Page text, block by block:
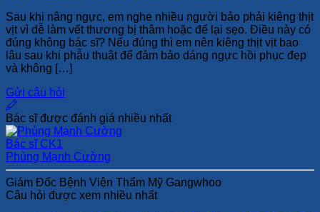
Sau khi nâng ngực, em nghe nhiều người bảo phải kiêng thịt
vịt vì dễ làm vết thương bị thâm hoặc để lại sẹo. Điều này có
đúng không bác sĩ? Nếu đúng thì em nên kiêng thịt vịt bao
lâu sau khi phẫu thuật để đảm bảo dáng ngực hồi phục đẹp
và không […]
Gửi câu hỏi
Bác sĩ được đánh giá nhiều nhất
Bác sĩ CK1
Phùng Mạnh Cường
Giám Đốc Bệnh Viện Thẩm Mỹ Gangwhoo
Câu hỏi được xem nhiều nhất